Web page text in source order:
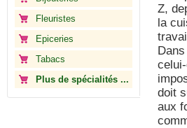
Fleuristes
Epiceries
Tabacs
Plus de spécialités ...
Z,
la
doit
aux